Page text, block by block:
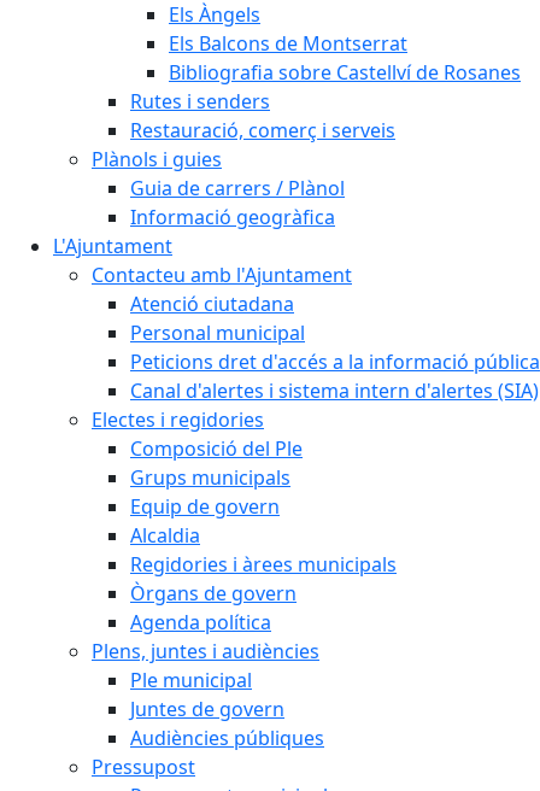
Els Àngels
Els Balcons de Montserrat
Bibliografia sobre Castellví de Rosanes
Rutes i senders
Restauració, comerç i serveis
Plànols i guies
Guia de carrers / Plànol
Informació geogràfica
L'Ajuntament
Contacteu amb l'Ajuntament
Atenció ciutadana
Personal municipal
Peticions dret d'accés a la informació pública
Canal d'alertes i sistema intern d'alertes (SIA)
Electes i regidories
Composició del Ple
Grups municipals
Equip de govern
Alcaldia
Regidories i àrees municipals
Òrgans de govern
Agenda política
Plens, juntes i audiències
Ple municipal
Juntes de govern
Audiències públiques
Pressupost